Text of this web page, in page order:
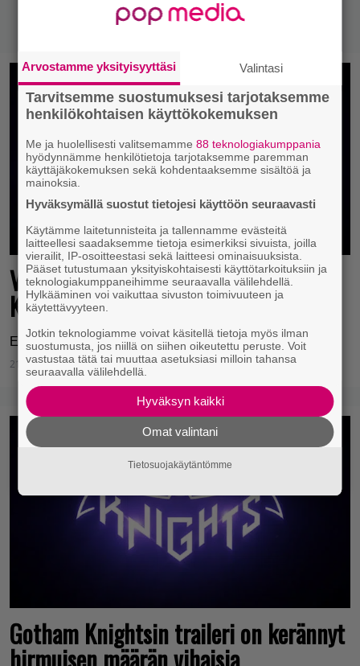
Viivästymisiä taas tiedossa: Gotham
Knights siirtyi ensi vuoteen
Ei Gotham Knightsia tänä vuonna.
21.3.2021 16:45 Henrik Savonen
Gotham Knightsin traileri on kerännyt
Arvostamme yksityisyyttäsi Valintasi
Tarvitsemme suostumuksesi tarjotaksemme
henkilökohtaisen käyttökokemuksen
Me ja huolellisesti valitsemamme88 teknologiakumppania
hyödynnämme henkilötietoja tarjotaksemme paremman
käyttäjäkokemuksen sekä kohdentaaksemme sisältöä ja
mainoksia.
Hyväksymällä suostut tietojesi käyttöön seuraavasti
Käytämme laitetunnisteita ja tallennamme evästeitä
laitteellesi saadaksemme tietoja esimerkiksi sivuista, joilla
vierailit, IP-osoitteestasi sekä laitteesi ominaisuuksista.
Pääset tutustumaan yksityiskohtaisesti käyttötarkoituksiin ja
teknologiakumppaneihimme seuraavalla välilehdellä.
Hylkääminen voi vaikuttaa sivuston toimivuuteen ja
käytettävyyteen.
Jotkin teknologiamme voivat käsitellä tietoja myös ilman
suostumusta, jos niillä on siihen oikeutettu peruste. Voit
vastustaa tätä tai muuttaa asetuksiasi milloin tahansa
seuraavalla välilehdellä.
Hyväksyn kaikki
Omat valintani
Tietosuojakäytäntömme